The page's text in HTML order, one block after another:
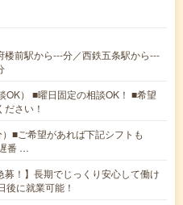
楼前駅から---分／西鉄五条駅から---
OK） ■曜日固定の相談OK！ ■希望
さい！
■ご希望があれば下記シフトも
番 …
募！】長期でじっくり安心して働け
後に就業可能！